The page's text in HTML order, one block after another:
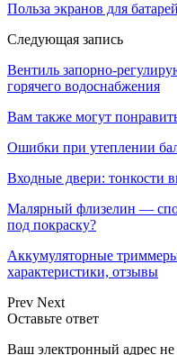
Польза экранов для батарей
Следующая запись
Вентиль запорно-
горячего водоснабжения
Вам также могут
Ошибки при утеплении
Входные двери: тонкости
Малярный флизелин —
под покраску?
Аккумуляторные
характеристики, отзывы
Prev Next
Оставьте ответ
Ваш электронный адрес не